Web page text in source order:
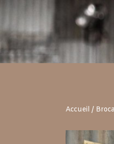
Your content
settings and
Accueil /